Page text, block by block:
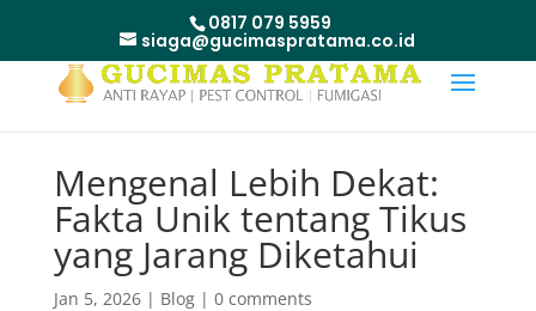
0817 079 5959
siaga@gucimaspratama.co.id
Mengenal Lebih Dekat:
Fakta Unik tentang Tikus
yang Jarang Diketahui
Jan 5, 2026| Blog| 0 comments